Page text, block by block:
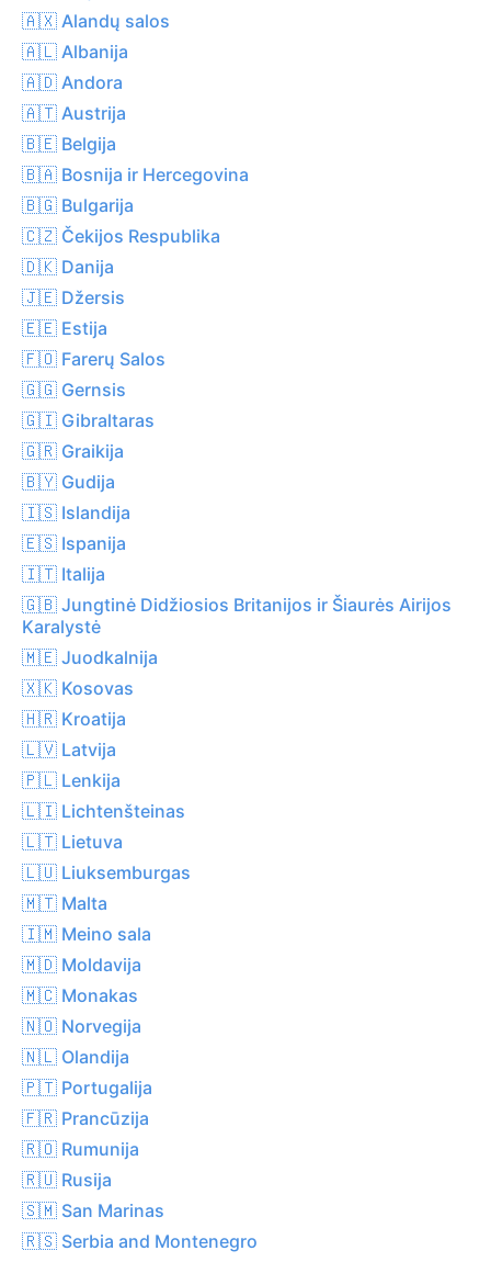
🇦🇽 Alandų salos
🇦🇱 Albanija
🇦🇩 Andora
🇦🇹 Austrija
🇧🇪 Belgija
🇧🇦 Bosnija ir Hercegovina
🇧🇬 Bulgarija
🇨🇿 Čekijos Respublika
🇩🇰 Danija
🇯🇪 Džersis
🇪🇪 Estija
🇫🇴 Farerų Salos
🇬🇬 Gernsis
🇬🇮 Gibraltaras
🇬🇷 Graikija
🇧🇾 Gudija
🇮🇸 Islandija
🇪🇸 Ispanija
🇮🇹 Italija
🇬🇧 Jungtinė Didžiosios Britanijos ir Šiaurės Airijos
Karalystė
🇲🇪 Juodkalnija
🇽🇰 Kosovas
🇭🇷 Kroatija
🇱🇻 Latvija
🇵🇱 Lenkija
🇱🇮 Lichtenšteinas
🇱🇹 Lietuva
🇱🇺 Liuksemburgas
🇲🇹 Malta
🇮🇲 Meino sala
🇲🇩 Moldavija
🇲🇨 Monakas
🇳🇴 Norvegija
🇳🇱 Olandija
🇵🇹 Portugalija
🇫🇷 Prancūzija
🇷🇴 Rumunija
🇷🇺 Rusija
🇸🇲 San Marinas
🇷🇸 Serbia and Montenegro